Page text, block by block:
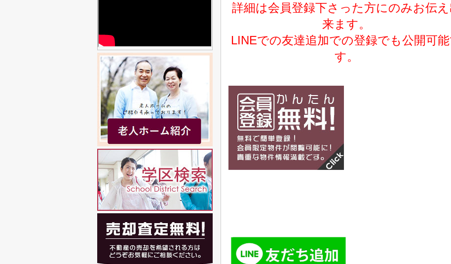
詳細は会員登録下さった方にのみお伝え
来ます。
LINEでの友達追加での登録でも公開可
す。